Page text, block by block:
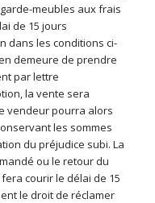
meubles aux frais
de 15 jours
dans les conditions ci-
demeure de prendre
par lettre
la vente sera
vendeur pourra alors
les sommes
du préjudice subi. La
ou le retour du
courir le délai de 15
le droit de réclamer